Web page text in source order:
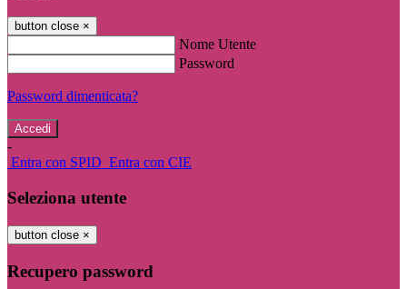
button close ×
Nome Utente
Password
Password dimenticata?
-
Entra con SPID Entra con CIE
Seleziona utente
button close ×
Recupero password